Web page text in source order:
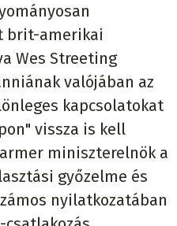
brit-amerikai
Wes Streeting
valójában az
kapcsolatokat
vissza is kell
miniszterelnök a
győzelme és
nyilatkozatában